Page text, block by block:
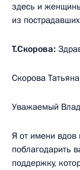
здесь и женщины
из
Т.Скорова:
Скорова
Уважаемый
Я от имени вдов
поблагодарить
поддержку,